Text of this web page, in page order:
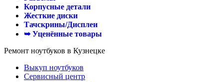
Корпусные детали
Жесткие диски
Тачскрины/Дисплеи
➥ Уценённые товары
Ремонт ноутбуков в Кузнецке
Выкуп ноутбуков
Сервисный центр